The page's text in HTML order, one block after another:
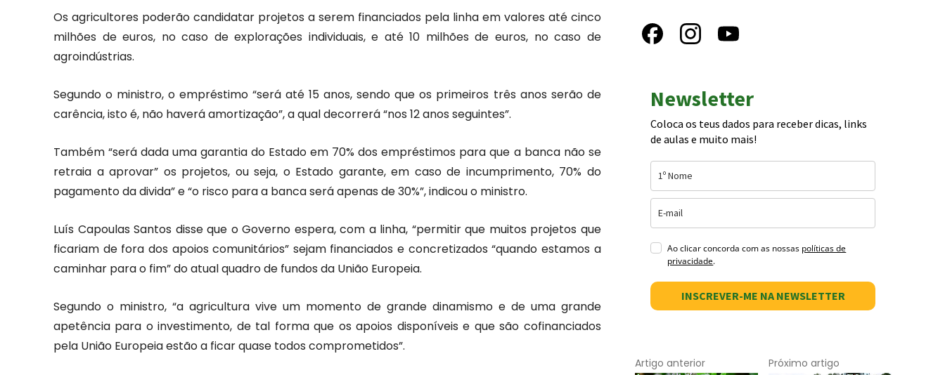
Os agricultores poderão candidatar projetos a serem financiados pela linha em valores até cinco
milhões de euros, no caso de explorações individuais, e até 10 milhões de euros, no caso de
agroindústrias.
Segundo o ministro, o empréstimo “será até 15 anos, sendo que os primeiros três anos serão de
carência, isto é, não haverá amortização”, a qual decorrerá “nos 12 anos seguintes”.
Também “será dada uma garantia do Estado em 70% dos empréstimos para que a banca não se
retraia a aprovar” os projetos, ou seja, o Estado garante, em caso de incumprimento, 70% do
pagamento da divida” e “o risco para a banca será apenas de 30%”, indicou o ministro.
Luís Capoulas Santos disse que o Governo espera, com a linha, “permitir que muitos projetos que
ficariam de fora dos apoios comunitários” sejam financiados e concretizados “quando estamos a
caminhar para o fim” do atual quadro de fundos da União Europeia.
Segundo o ministro, “a agricultura vive um momento de grande dinamismo e de uma grande
apetência para o investimento, de tal forma que os apoios disponíveis e que são cofinanciados
pela União Europeia estão a ficar quase todos comprometidos”.
Newsletter
Coloca os teus dados para receber dicas, links
de aulas e muito mais!
Ao clicar concorda com as nossas políticas de
privacidade.
INSCREVER-ME NA NEWSLETTER
Artigo anterior Próximo artigo